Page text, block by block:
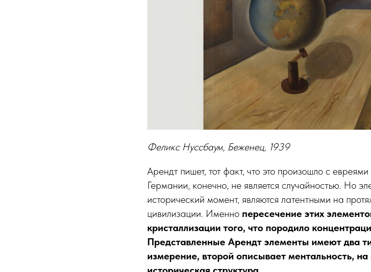
Феликс Нуссбаум, Беженец, 1939
Арендт пишет, тот факт, что это произошло с
Германии, конечно, не является случайностью. Но
исторический момент, являются латентными на
цивилизации. Именно пересечение этих
кристаллизации того, что породило
Представленные Арендт элементы имеют два
измерение, второй описывает ментальность,